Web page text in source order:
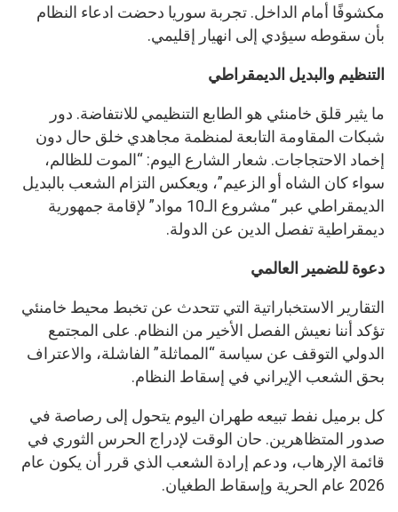
مكشوفًا أمام الداخل. تجربة سوريا دحضت ادعاء النظام
بأن سقوطه سيؤدي إلى انهيار إقليمي.
التنظيم والبديل الديمقراطي
ما يثير قلق خامنئي هو الطابع التنظيمي للانتفاضة. دور
شبكات المقاومة التابعة لمنظمة مجاهدي خلق حال دون
إخماد الاحتجاجات. شعار الشارع اليوم: “الموت للظالم،
سواء كان الشاه أو الزعيم”، ويعكس التزام الشعب بالبديل
الديمقراطي عبر “مشروع الـ10 مواد” لإقامة جمهورية
ديمقراطية تفصل الدين عن الدولة.
دعوة للضمير العالمي
التقارير الاستخباراتية التي تتحدث عن تخبط محيط خامنئي
تؤكد أننا نعيش الفصل الأخير من النظام. على المجتمع
الدولي التوقف عن سياسة “المماثلة” الفاشلة، والاعتراف
بحق الشعب الإيراني في إسقاط النظام.
كل برميل نفط تبيعه طهران اليوم يتحول إلى رصاصة في
صدور المتظاهرين. حان الوقت لإدراج الحرس الثوري في
قائمة الإرهاب، ودعم إرادة الشعب الذي قرر أن يكون عام
2026 عام الحرية وإسقاط الطغيان.